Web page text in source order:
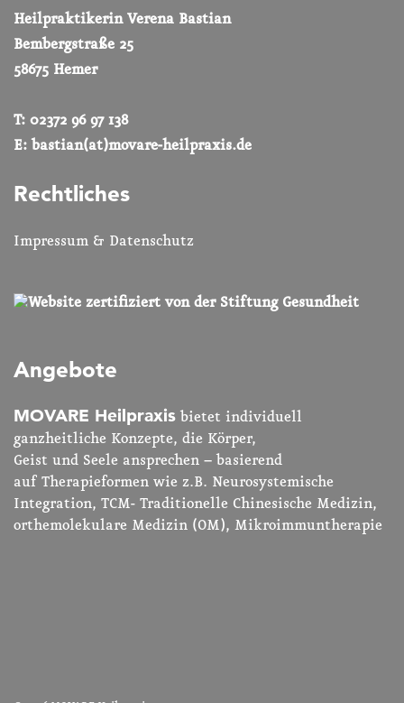
Heilpraktikerin Verena Bastian
Bembergstraße 25
58675 Hemer
T: 02372 96 97 138
E: bastian(at)movare-heilpraxis.de
Rechtliches
Impressum & Datenschutz
Angebote
MOVARE Heilpraxis bietet individuell
ganzheitliche Konzepte, die Körper,
Geist und Seele ansprechen – basierend
auf Therapieformen wie z.B. Neurosystemische
Integration, TCM- Traditionelle Chinesische Medizin,
orthemolekulare Medizin (OM), Mikroimmuntherapie